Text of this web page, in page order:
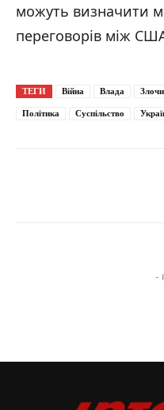
можуть визначити
переговорів між
ТЕГИ Війна Влада
Політика Суспільство
-